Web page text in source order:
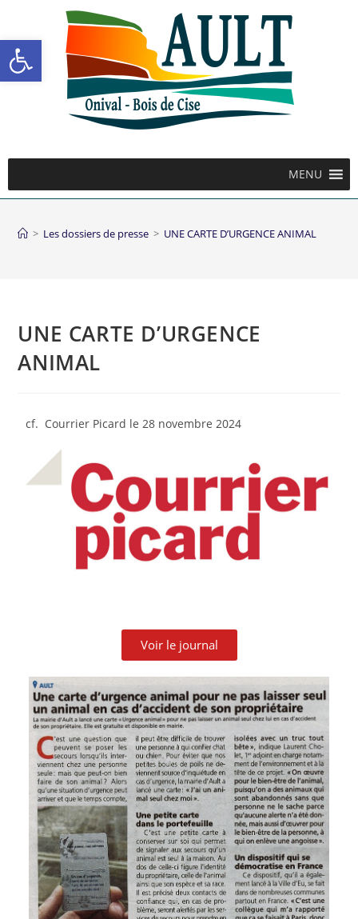
Ouvrir la barre d’outils
MENU
> Les dossiers de presse > UNE CARTE D’URGENCE ANIMAL
UNE CARTE D’URGENCE
ANIMAL
cf. Courrier Picard le 28 novembre 2024
Voir le journal